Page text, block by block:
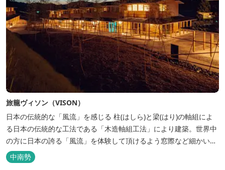
旅籠ヴィソン（VISON）
日本の伝統的な「風流」を感じる 柱(はしら)と梁(はり)の軸組によ
る日本の伝統的な工法である「木造軸組工法」により建築。世界中
の方に日本の誇る「風流」を体験して頂けるよう窓際など細かいデ
ィテールにこだわりました。4棟から成る旅籠棟では各棟1階に入居
するテナントプロデュースにより洗練された世界観を各客室でお楽
中南勢